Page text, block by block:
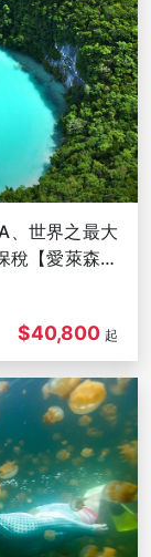
、世界之最大
稅【愛萊森林
$40,800 起